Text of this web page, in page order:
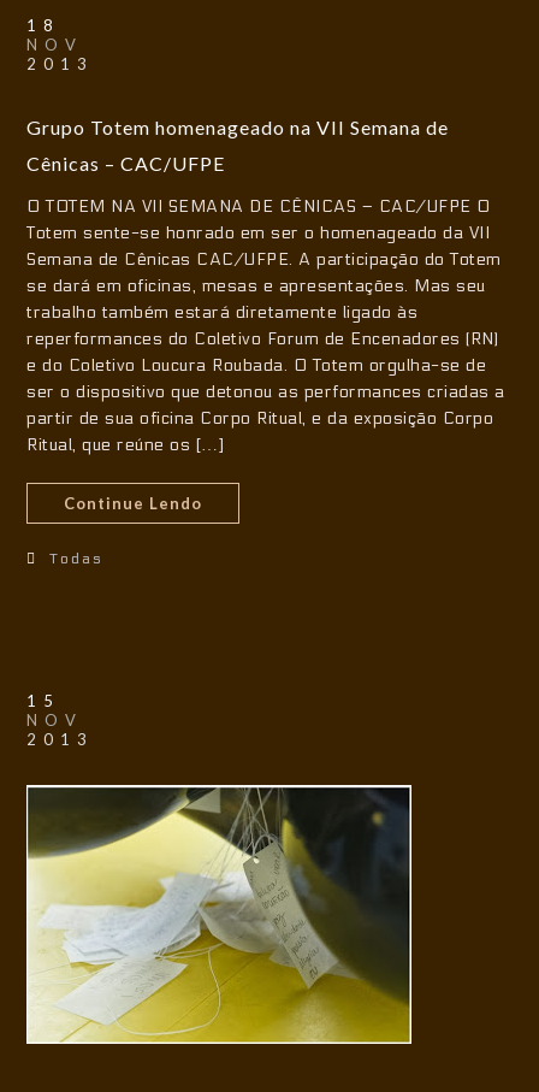
18
NOV
2013
Grupo Totem homenageado na VII Semana de
Cênicas – CAC/UFPE
O TOTEM NA VII SEMANA DE CÊNICAS – CAC/UFPE O
Totem sente-se honrado em ser o homenageado da VII
Semana de Cênicas CAC/UFPE. A participação do Totem
se dará em oficinas, mesas e apresentações. Mas seu
trabalho também estará diretamente ligado às
reperformances do Coletivo Forum de Encenadores (RN)
e do Coletivo Loucura Roubada. O Totem orgulha-se de
ser o dispositivo que detonou as performances criadas a
partir de sua oficina Corpo Ritual, e da exposição Corpo
Ritual, que reúne os […]
Continue Lendo
Todas
15
NOV
2013